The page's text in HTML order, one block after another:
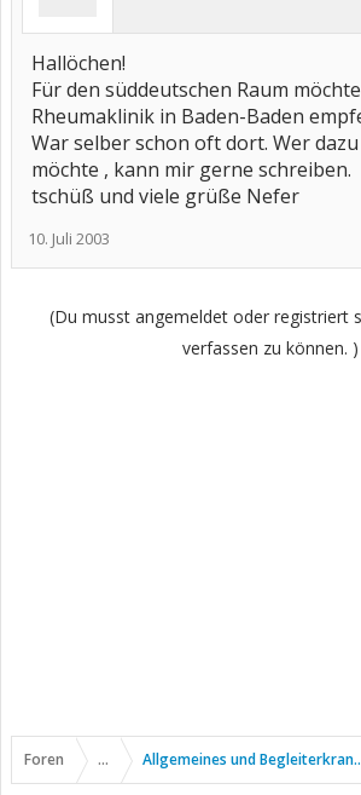
Hallöchen!
Für den süddeutschen Raum
Rheumaklinik in Baden-Baden
War selber schon oft dort. Wer
möchte , kann mir gerne schreiben.
tschüß und viele grüße Nefer
10. Juli 2003
(Du musst angemeldet oder registriert
verfassen zu können. )
Foren ... Allgemeines und